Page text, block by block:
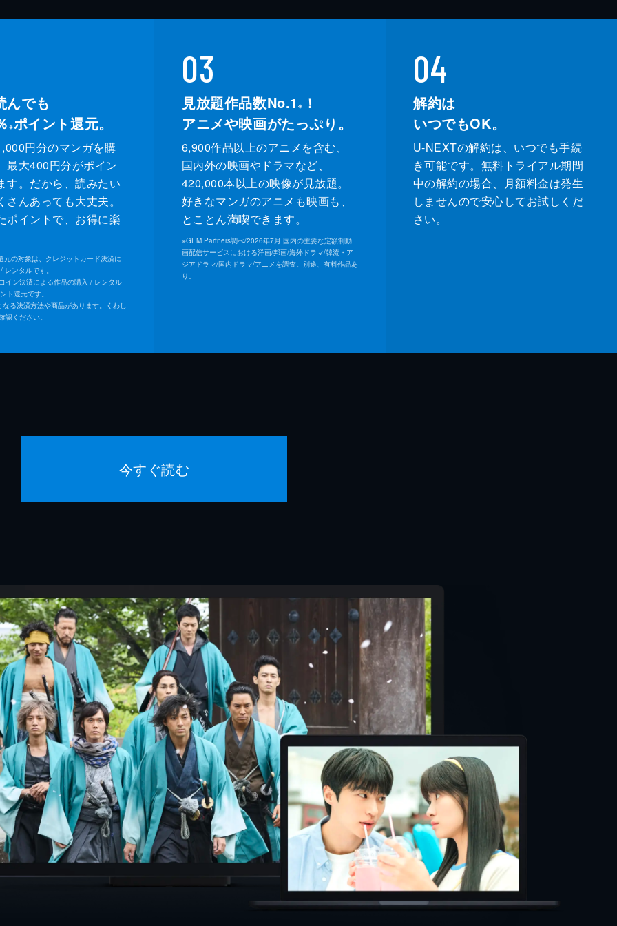
んでも
※ポイント還元。
円分のマンガを購
最大400円分がポイン
す。だから、読みたい
さんあっても大丈夫。
ポイントで、お得に楽
元の対象は、クレジットカード決済に
ンタルです。
イン決済による作品の購入 / レンタル
ト還元です。
なる決済方法や商品があります。くわし
認ください。
03
見放題作品数No.1 ※
！
アニメや映画がたっぷり。
6,900作品以上のアニメを含む、
国内外の映画やドラマなど、
420,000本以上の映像が見放題。
好きなマンガのアニメも映画も、
とことん満喫できます。
※GEM Partners調べ/2026年7⽉ 国内の主要な定額制動
画配信サービスにおける洋画/邦画/海外ドラマ/韓流・ア
ジアドラマ/国内ドラマ/アニメを調査。別途、有料作品あ
り。
04
解約は
いつでもOK。
U-NEXTの解約は、いつでも手続
き可能です。無料トライアル期間
中の解約の場合、月額料金は発生
しませんので安心してお試しくだ
さい。
今すぐ読む